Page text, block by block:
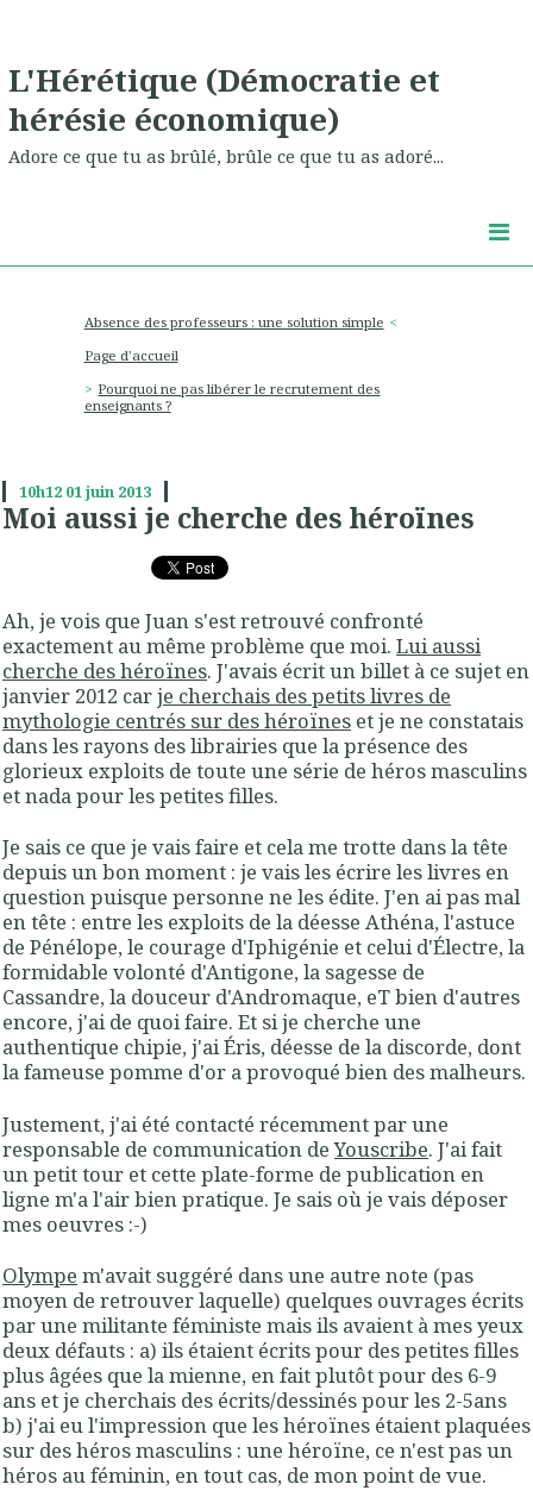
L'Hérétique (Démocratie et
hérésie économique)
Adore ce que tu as brûlé, brûle ce que tu as adoré...
Absence des professeurs : une solution simple
Page d'accueil
Pourquoi ne pas libérer le recrutement des
enseignants ?
10h12 01juin 2013
Moi aussi je cherche des héroïnes
Ah, je vois que Juan s'est retrouvé confronté
exactement au même problème que moi. Lui aussi
cherche des héroïnes. J'avais écrit un billet à ce sujet en
janvier 2012 carje cherchais des petits livres de
mythologie centrés sur des héroïnes et je ne constatais
dans les rayons des librairies que la présence des
glorieux exploits de toute une série de héros masculins
et nada pour les petites filles.
Je sais ce que je vais faire et cela me trotte dans la tête
depuis un bon moment : je vais les écrire les livres en
question puisque personne ne les édite. J'en ai pas mal
en tête : entre les exploits de la déesse Athéna, l'astuce
de Pénélope, le courage d'Iphigénie et celui d'Électre, la
formidable volonté d'Antigone, la sagesse de
Cassandre, la douceur d'Andromaque, eT bien d'autres
encore, j'ai de quoi faire. Et si je cherche une
authentique chipie, j'ai Éris, déesse de la discorde, dont
la fameuse pomme d'or a provoqué bien des malheurs.
Justement, j'ai été contacté récemment par une
responsable de communication deYouscribe. J'ai fait
un petit tour et cette plate-forme de publication en
ligne m'a l'air bien pratique. Je sais où je vais déposer
mes oeuvres :-)
Olympe m'avait suggéré dans une autre note (pas
moyen de retrouver laquelle) quelques ouvrages écrits
par une militante féministe mais ils avaient à mes yeux
deux défauts : a) ils étaient écrits pour des petites filles
plus âgées que la mienne, en fait plutôt pour des 6-9
ans et je cherchais des écrits/dessinés pour les 2-5ans
b) j'ai eu l'impression que les héroïnes étaient plaquées
sur des héros masculins : une héroïne, ce n'est pas un
héros au féminin, en tout cas, de mon point de vue.